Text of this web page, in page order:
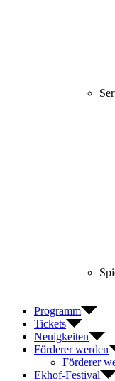
Programm
Tickets
Neuigkeiten
Förderer werden
Förderer
Ekhof-Festival